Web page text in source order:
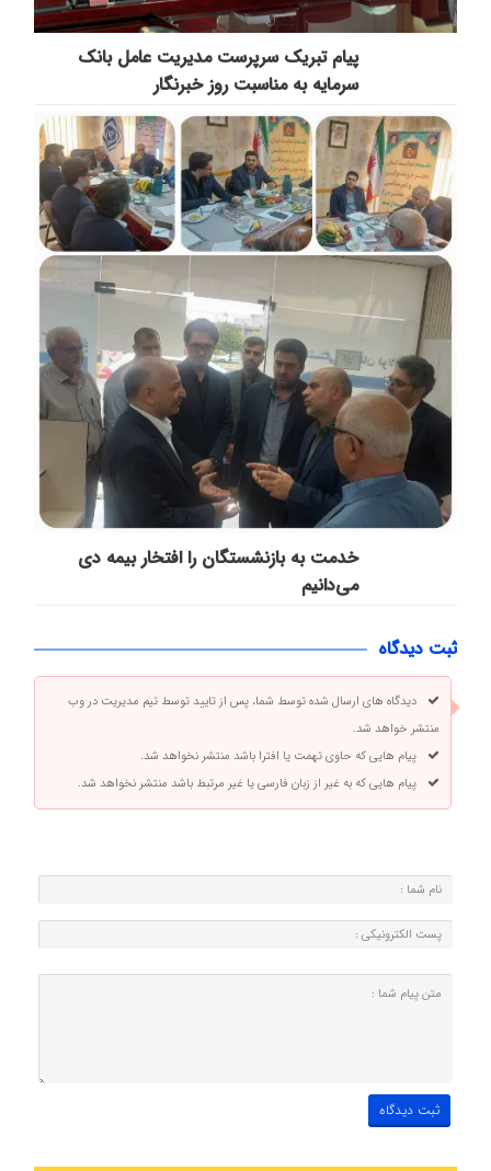
پیام تبریک سرپرست مدیریت عامل بانک
سرمایه به مناسبت روز خبرنگار
خدمت به بازنشستگان‌ را افتخار بیمه دی
می‌دانیم
ثبت دیدگاه
دیدگاه های ارسال شده توسط شما، پس از تایید توسط تیم مدیریت در وب
منتشر خواهد شد.
پیام هایی که حاوی تهمت یا افترا باشد منتشر نخواهد شد.
پیام هایی که به غیر از زبان فارسی یا غیر مرتبط باشد منتشر نخواهد شد.